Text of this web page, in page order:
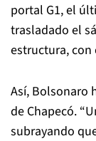
portal G1, el
trasladado el
estructura, con
Así, Bolsonaro
de Chapecó.
subrayando